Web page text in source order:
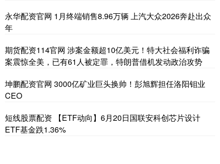
永华配资官网 1月终端销售8.96万辆 上汽大众2026奔赴出众
年
期货配资114官网 涉案金额超10亿美元！特大社会福利诈骗
案震惊全美，已有61人被定罪，特朗普借机发动政治攻势
坤鹏配资官网 3000亿矿业巨头换帅！彭旭辉担任洛阳钼业
CEO
短线股票配资 【ETF动向】6月20日国联安科创芯片设计
ETF基金跌1.36%